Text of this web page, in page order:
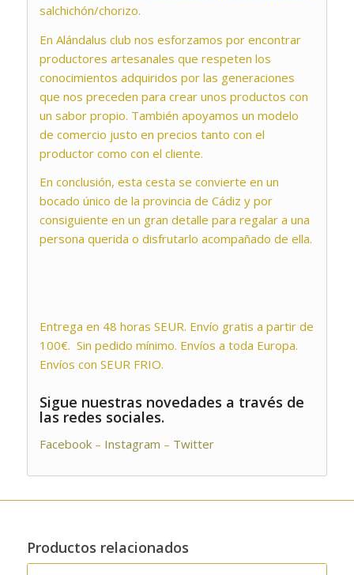
salchichón/chorizo.
En Alándalus club nos esforzamos por encontrar
productores artesanales que respeten los
conocimientos adquiridos por las generaciones
que nos preceden para crear unos productos con
un sabor propio. También apoyamos un modelo
de comercio justo en precios tanto con el
productor como con el cliente.
En conclusión, esta cesta se convierte en un
bocado único de la provincia de Cádiz y por
consiguiente en un gran detalle para regalar a una
persona querida o disfrutarlo acompañado de ella.
Entrega en 48 horas SEUR. Envío gratis a partir de
100€. Sin pedido mínimo. Envíos a toda Europa.
Envíos con SEUR FRIO.
Sigue nuestras novedades a través de
las redes sociales.
Facebook– Instagram – Twitter
Productos relacionados